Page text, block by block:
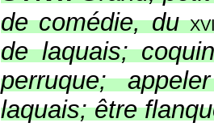
de comédie, du
de laquais;
perruque;
laquais; être